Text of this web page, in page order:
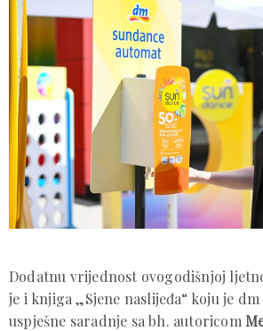
Dodatnu vrijednost ovogodišnjoj
je i knjiga „Sjene naslijeđa“ koju je
uspješne saradnje sa bh. autoricom